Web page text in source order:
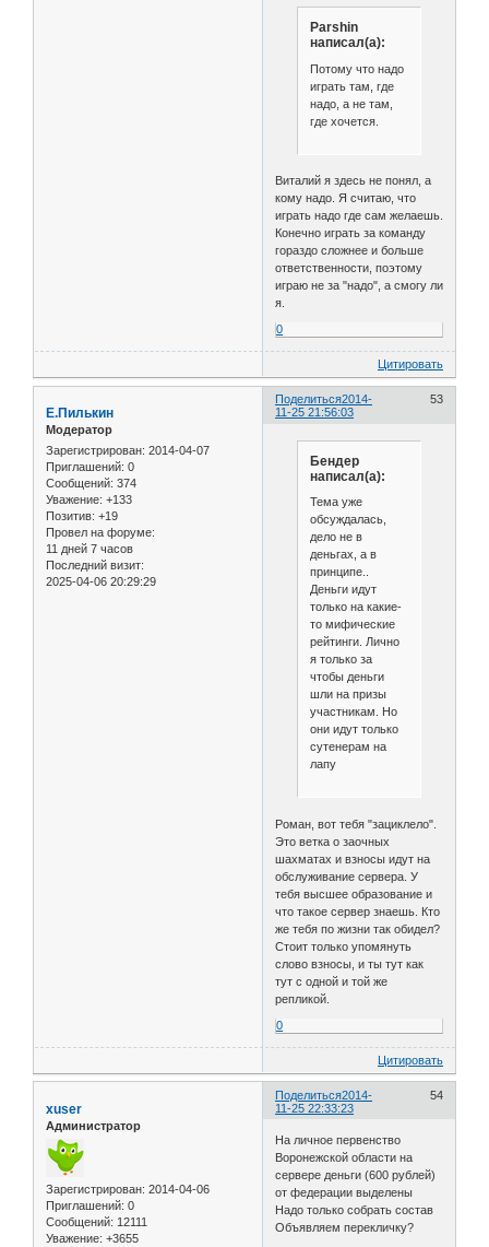
Parshin
написал(а):
Потому что надо
играть там, где
надо, а не там,
где хочется.
Виталий я здесь не понял, а
кому надо. Я считаю, что
играть надо где сам желаешь.
Конечно играть за команду
гораздо сложнее и больше
ответственности, поэтому
играю не за "надо", а смогу ли
я.
0
Цитировать
Поделиться 53
2014-
11-25 21:56:03
Е.Пилькин
Модератор
Зарегистрирован: 2014-04-07
Приглашений: 0
Сообщений: 374
Уважение: +133
Позитив: +19
Провел на форуме:
11 дней 7 часов
Последний визит:
2025-04-06 20:29:29
Бендер
написал(а):
Тема уже
обсуждалась,
дело не в
деньгах, а в
принципе..
Деньги идут
только на какие-
то мифические
рейтинги. Лично
я только за
чтобы деньги
шли на призы
участникам. Но
они идут только
сутенерам на
лапу
Роман, вот тебя "зациклело".
Это ветка о заочных
шахматах и взносы идут на
обслуживание сервера. У
тебя высшее образование и
что такое сервер знаешь. Кто
же тебя по жизни так обидел?
Стоит только упомянуть
слово взносы, и ты тут как
тут с одной и той же
репликой.
0
Цитировать
Поделиться 54
2014-
11-25 22:33:23
xuser
Администратор
Зарегистрирован: 2014-04-06
Приглашений: 0
Сообщений: 12111
Уважение: +3655
На личное первенство
Воронежской области на
сервере деньги (600 рублей)
от федерации выделены
Надо только собрать состав
Объявляем перекличку?